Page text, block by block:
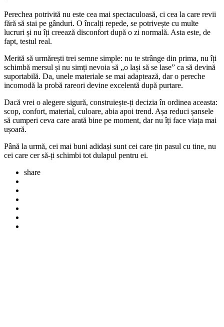
Perechea potrivită nu este cea mai spectaculoasă, ci cea la care revii
fără să stai pe gânduri. O încalți repede, se potrivește cu multe
lucruri și nu îți creează disconfort după o zi normală. Asta este, de
fapt, testul real.
Merită să urmărești trei semne simple: nu te strânge din prima, nu îți
schimbă mersul și nu simți nevoia să „o lași să se lase” ca să devină
suportabilă. Da, unele materiale se mai adaptează, dar o pereche
incomodă la probă rareori devine excelentă după purtare.
Dacă vrei o alegere sigură, construiește-ți decizia în ordinea aceasta:
scop, confort, material, culoare, abia apoi trend. Așa reduci șansele
să cumperi ceva care arată bine pe moment, dar nu îți face viața mai
ușoară.
Până la urmă, cei mai buni adidași sunt cei care țin pasul cu tine, nu
cei care cer să-ți schimbi tot dulapul pentru ei.
share